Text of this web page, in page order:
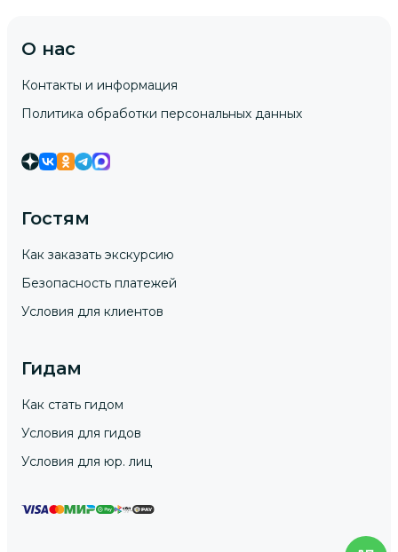
О нас
Контакты и информация
Политика обработки персональных данных
Гостям
Как заказать экскурсию
Безопасность платежей
Условия для клиентов
Гидам
Как стать гидом
Условия для гидов
Условия для юр. лиц